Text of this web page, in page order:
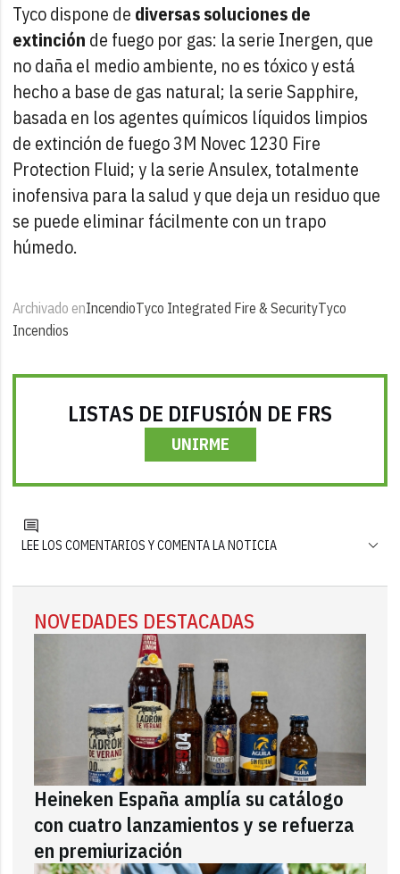
Tyco dispone de diversas soluciones de
extinción de fuego por gas: la serie Inergen, que
no daña el medio ambiente, no es tóxico y está
hecho a base de gas natural; la serie Sapphire,
basada en los agentes químicos líquidos limpios
de extinción de fuego 3M Novec 1230 Fire
Protection Fluid; y la serie Ansulex, totalmente
inofensiva para la salud y que deja un residuo que
se puede eliminar fácilmente con un trapo
húmedo.
Archivado enIncendioTyco Integrated Fire & SecurityTyco
Incendios
LISTAS DE DIFUSIÓN DE FRS
UNIRME
LEE LOS COMENTARIOS Y COMENTA LA NOTICIA
NOVEDADES DESTACADAS
Heineken España amplía su catálogo
con cuatro lanzamientos y se refuerza
en premiurización